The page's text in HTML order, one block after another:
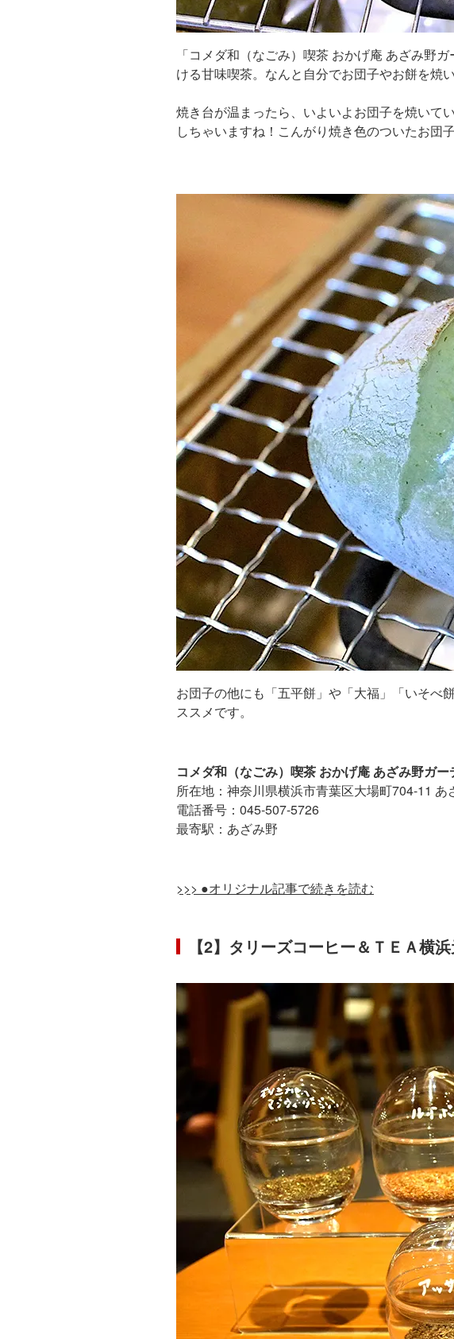
「コメダ和（なごみ）喫茶 おかげ庵 あざみ野
ける甘味喫茶。なんと自分でお団子やお餅を焼
焼き台が温まったら、いよいよお団子を焼いて
しちゃいますね！こんがり焼き色のついたお団
お団子の他にも「五平餅」や「大福」「いそべ
ススメです。
コメダ和（なごみ）喫茶 おかげ庵 あざみ野ガー
所在地：神奈川県横浜市青葉区大場町704-11 あ
電話番号：045-507-5726
最寄駅：あざみ野
>>> ●オリジナル記事で続きを読む
【2】タリーズコーヒー＆ＴＥＡ横